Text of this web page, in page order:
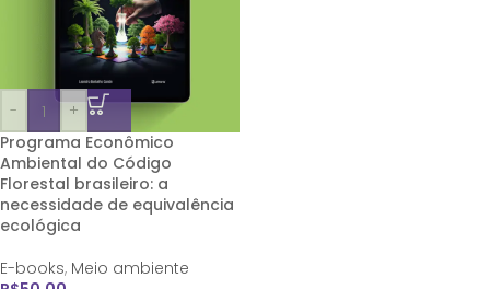
-
+
Programa Econômico
Ambiental do Código
Florestal brasileiro: a
necessidade de equivalência
ecológica
E-books, Meio ambiente